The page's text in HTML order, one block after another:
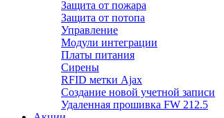
Защита от пожара
Защита от потопа
Управление
Модули интеграции
Платы питания
Сирены
RFID метки Ajax
Создание новой учетной записи
Удаленная прошивка FW 212.5